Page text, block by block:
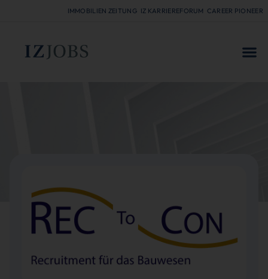
IMMOBILIEN ZEITUNG IZ KARRIEREFORUM CAREER PIONEER